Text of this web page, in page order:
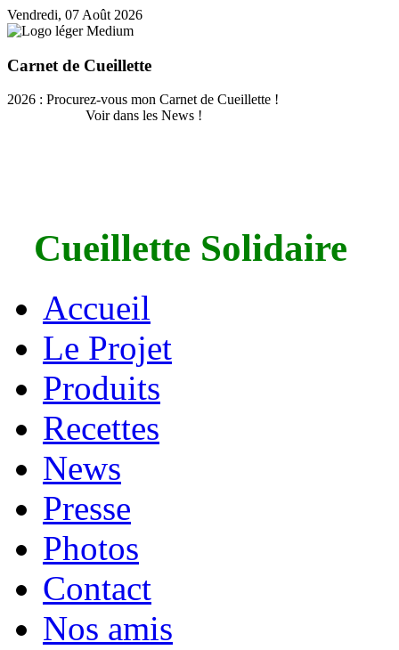
Vendredi, 07 Août 2026
Carnet de Cueillette
2026 : Procurez-vous mon Carnet de Cueillette !
Voir dans les News !
Cueillette Solidaire
Accueil
Le Projet
Produits
Recettes
News
Presse
Photos
Contact
Nos amis